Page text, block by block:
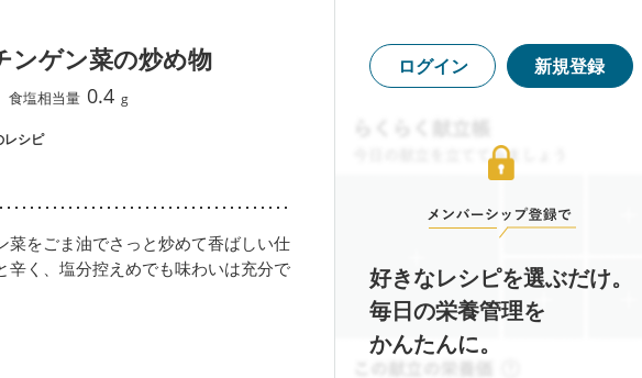
ンゲン菜の炒め物
食塩相当量 0.4 g
シピ
菜をごま油でさっと炒めて香ばしい仕
辛く、塩分控えめでも味わいは充分で
ログイン 新規登録
好きなレシピを選ぶだけ。
毎日の栄養管理を
かんたんに。